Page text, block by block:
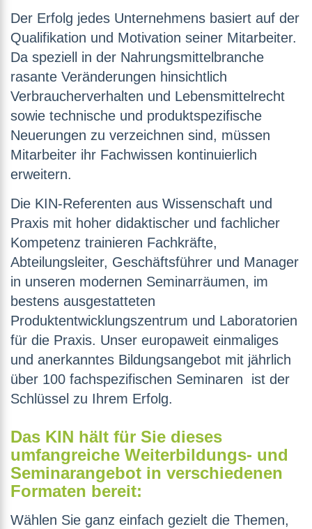
Der Erfolg jedes Unternehmens basiert auf der
Qualifikation und Motivation seiner Mitarbeiter.
Da speziell in der Nahrungsmittelbranche
rasante Veränderungen hinsichtlich
Verbraucherverhalten und Lebensmittelrecht
sowie technische und produktspezifische
Neuerungen zu verzeichnen sind, müssen
Mitarbeiter ihr Fachwissen kontinuierlich
erweitern.
Die KIN-Referenten aus Wissenschaft und
Praxis mit hoher didaktischer und fachlicher
Kompetenz trainieren Fachkräfte,
Abteilungsleiter, Geschäftsführer und Manager
in unseren modernen Seminarräumen, im
bestens ausgestatteten
Produktentwicklungszentrum und Laboratorien
für die Praxis. Unser europaweit einmaliges
und anerkanntes Bildungsangebot mit jährlich
über 100 fachspezifischen Seminaren ist der
Schlüssel zu Ihrem Erfolg.
Das KIN hält für Sie dieses
umfangreiche Weiterbildungs- und
Seminarangebot in verschiedenen
Formaten bereit:
Wählen Sie ganz einfach gezielt die Themen,